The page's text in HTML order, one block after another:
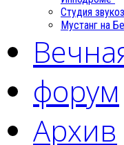
Студия
Мустанг на
форум
Архив